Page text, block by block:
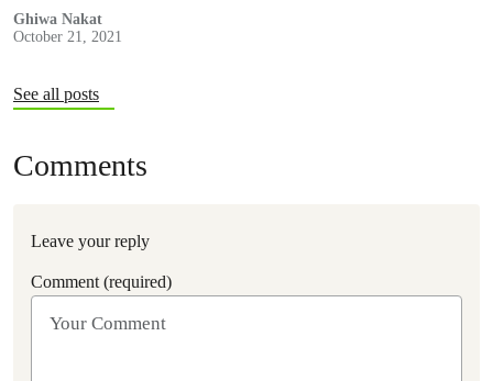
Ghiwa Nakat
October 21, 2021
See all posts
Comments
Leave your reply
Comment (required)